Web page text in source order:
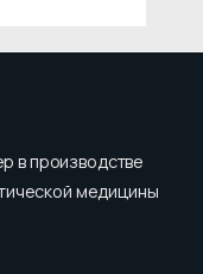
в производстве
медицины